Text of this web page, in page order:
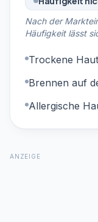
Nach der
Häufigkeit lässt
Trockene Haut
Brennen auf
Allergische
ANZEIGE